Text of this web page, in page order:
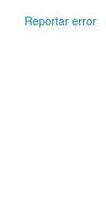
Reportar error